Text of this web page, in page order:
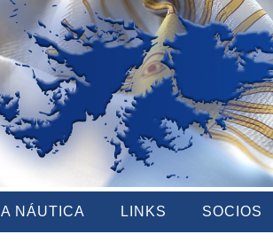
NÁUTICA LINKS SOCIOS